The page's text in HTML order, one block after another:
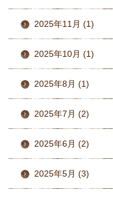
2025年11月 (1)
2025年10月 (1)
2025年8月 (1)
2025年7月 (2)
2025年6月 (2)
2025年5月 (3)